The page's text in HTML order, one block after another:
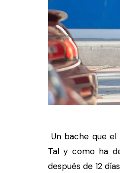
Un bache que
Tal y como ha
después de 12